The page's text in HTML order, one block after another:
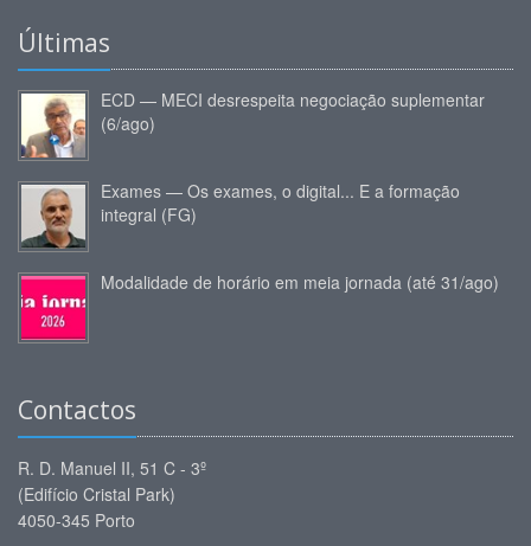
Últimas
ECD — MECI desrespeita negociação suplementar
(6/ago)
Exames — Os exames, o digital... E a formação
integral (FG)
Modalidade de horário em meia jornada (até 31/ago)
Contactos
R. D. Manuel II, 51 C - 3º
(Edifício Cristal Park)
4050-345 Porto